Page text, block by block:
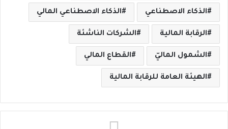
الذكاء الاصطناعي الذكاء الاصطناعي المالي
الرقابة المالية الشركات الناشئة
الشمول الماليّ القطاع المالي
الهيئة العامة للرقابة المالية